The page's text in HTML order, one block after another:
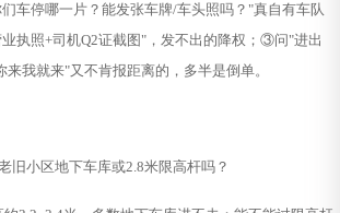
车停哪一片？能发张车牌/车头照吗？"真自有车队
执照+司机Q2证截图"，发不出的降权；③问"进出
我就来"又不肯报距离的，多半是倒单。
旧小区地下车库或2.8米限高杆吗？